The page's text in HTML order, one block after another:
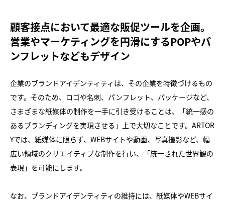
顧客接点において最適な販促ツールを企画。
営業やマーケティングを円滑にするPOPやパ
ンフレットなどもデザイン
企業のブランドアイデンティティは、その企業を特徴づけるもの
です。そのため、ロゴや名刺、パンフレット、パッケージなど、
さまざまな紙媒体の制作を一手に引き受けることは、「統一感の
あるブランディングを実現させる」上で大切なことです。ARTOR
Yでは、紙媒体に限らず、WEBサイトや動画、写真撮影など、幅
広い領域のクリエイティブな制作を行い、「統一された世界観の
表現」を可能にします。
なお、ブランドアイデンティティの維持には、紙媒体やWEBサイ